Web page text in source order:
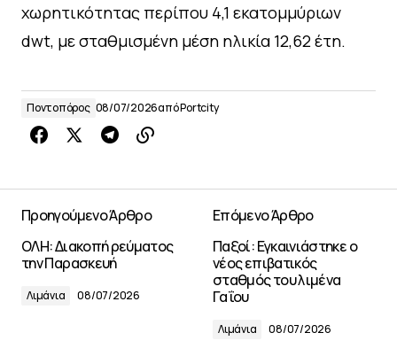
χωρητικότητας περίπου 4,1 εκατομμύριων
dwt, με σταθμισμένη μέση ηλικία 12,62 έτη.
Ποντοπόρος 08/07/2026απόPortcity
Προηγούμενο Άρθρο
ΟΛΗ: Διακοπή ρεύματος
την Παρασκευή
Λιμάνια 08/07/2026
Επόμενο Άρθρο
Παξοί: Εγκαινιάστηκε ο
νέος επιβατικός
σταθμός του λιμένα
Γαΐου
Λιμάνια 08/07/2026